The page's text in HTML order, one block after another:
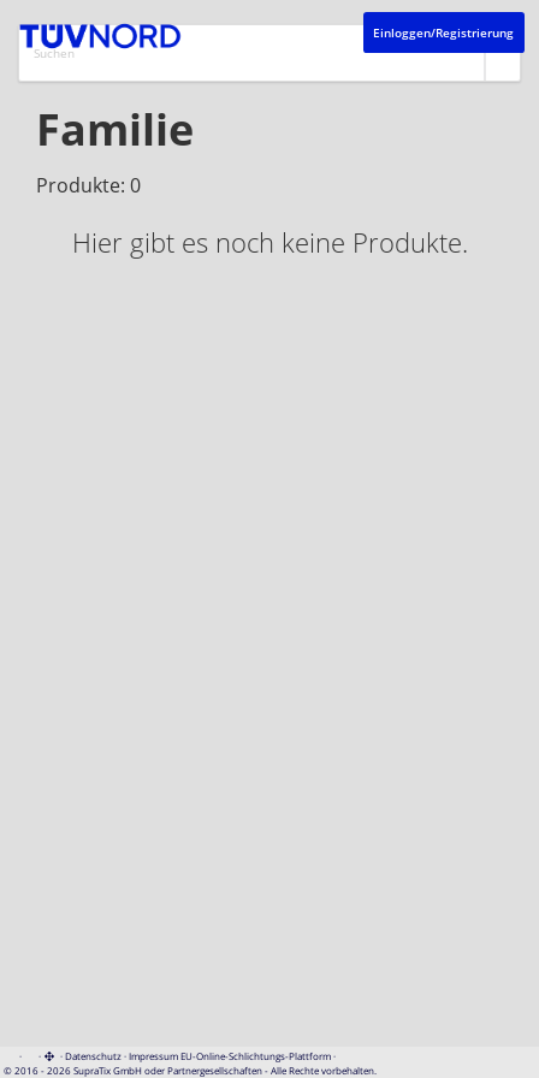
Einloggen/Registrierung
Familie
Produkte: 0
Hier gibt es noch keine Produkte.
· · ·Datenschutz·Impressum EU-Online-Schlichtungs-Plattform·
© 2016 - 2026 SupraTix GmbH oder Partnergesellschaften - Alle Rechte vorbehalten.